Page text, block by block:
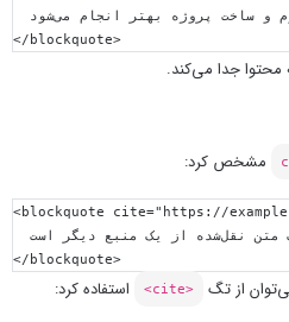
</blockquote>
محتوا جدا می‌کند.
مشخص کرد:
<blockquote cite="https://
</blockquote>
از تگ <cite> استفاده کرد: